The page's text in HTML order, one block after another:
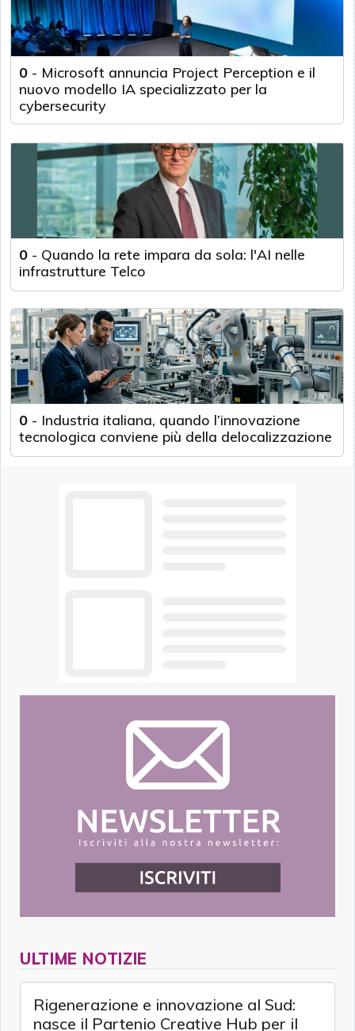
0 - Microsoft annuncia Project Perception e il
nuovo modello IA specializzato per la
cybersecurity
0 - Quando la rete impara da sola: l'AI nelle
infrastrutture Telco
0 - Industria italiana, quando l’innovazione
tecnologica conviene più della delocalizzazione
ULTIME NOTIZIE
Rigenerazione e innovazione al Sud:
nasce il Partenio Creative Hub per il